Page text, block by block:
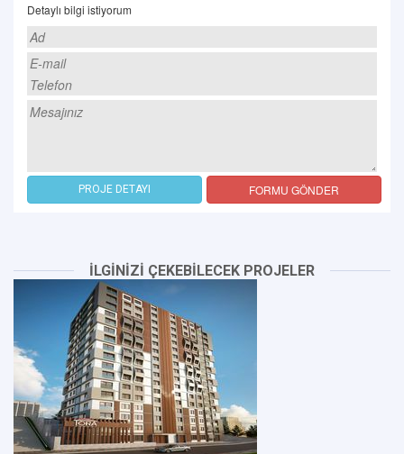
Detaylı bilgi istiyorum
PROJE DETAYI FORMU GÖNDER
İLGİNİZİ ÇEKEBİLECEK PROJELER